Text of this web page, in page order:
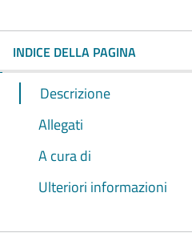
INDICE DELLA PAGINA
Descrizione
Allegati
A cura di
Ulteriori informazioni